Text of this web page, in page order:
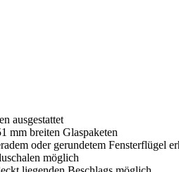
ausgestattet
mm breiten Glaspaketen
oder gerundetem Fensterflügel
möglich